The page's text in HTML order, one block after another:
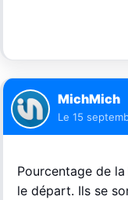
MichMich
Le 15
Pourcentage de
le départ. Ils se